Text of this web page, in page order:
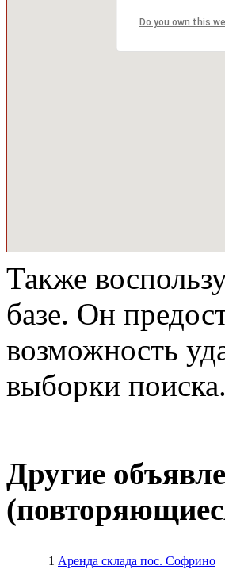
Do you own this
Также
базе. Он
возможность
выборки поиска.
Другие
1 Аренда склада пос. Софрино